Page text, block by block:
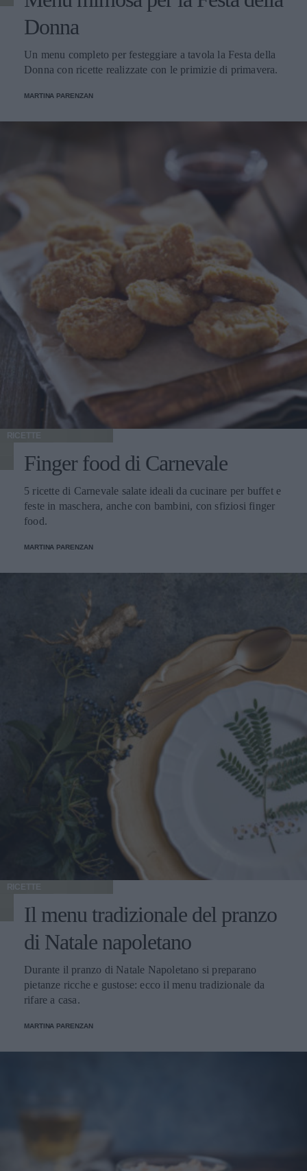
Donna
Un menu completo per festeggiare a tavola la Festa della
Donna con ricette realizzate con le primizie di primavera.
MARTINA PARENZAN
RICETTE
Finger food di Carnevale
5 ricette di Carnevale salate ideali da cucinare per buffet e
feste in maschera, anche con bambini, con sfiziosi finger
food.
MARTINA PARENZAN
RICETTE
Il menu tradizionale del pranzo
di Natale napoletano
Durante il pranzo di Natale Napoletano si preparano
pietanze ricche e gustose: ecco il menu tradizionale da
rifare a casa.
MARTINA PARENZAN